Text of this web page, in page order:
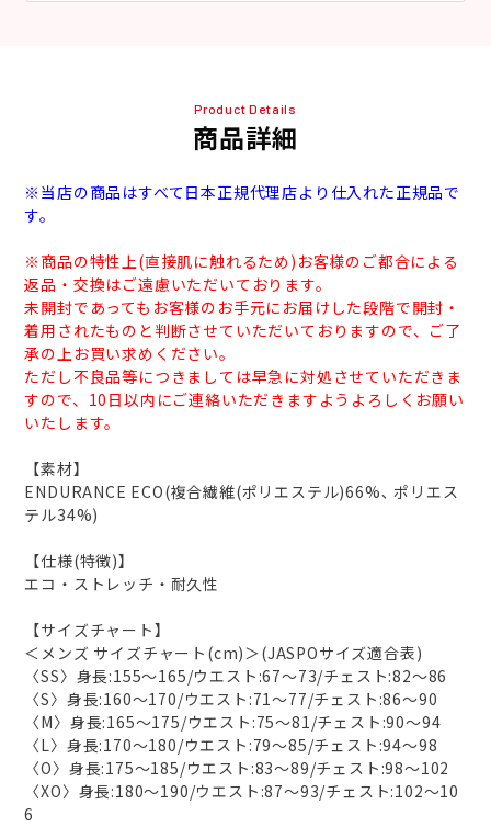
Product Details
商品詳細
※当店の商品はすべて日本正規代理店より仕入れた正規品で
す。
※商品の特性上(直接肌に触れるため)お客様のご都合による
返品・交換はご遠慮いただいております。
未開封であってもお客様のお手元にお届けした段階で開封・
着用されたものと判断させていただいておりますので、ご了
承の上お買い求めください。
ただし不良品等につきましては早急に対処させていただきま
すので、10日以内にご連絡いただきますようよろしくお願い
いたします。
【素材】
ENDURANCE ECO(複合繊維(ポリエステル)66%､ ポリエス
テル34%)
【仕様(特徴)】
エコ・ストレッチ・耐久性
【サイズチャート】
＜メンズ サイズチャート(cm)＞(JASPOサイズ適合表)
〈SS〉身長:155～165/ウエスト:67～73/チェスト:82～86
〈S〉身長:160～170/ウエスト:71～77/チェスト:86～90
〈M〉身長:165～175/ウエスト:75～81/チェスト:90～94
〈L〉身長:170～180/ウエスト:79～85/チェスト:94～98
〈O〉身長:175～185/ウエスト:83～89/チェスト:98～102
〈XO〉身長:180～190/ウエスト:87～93/チェスト:102～10
6